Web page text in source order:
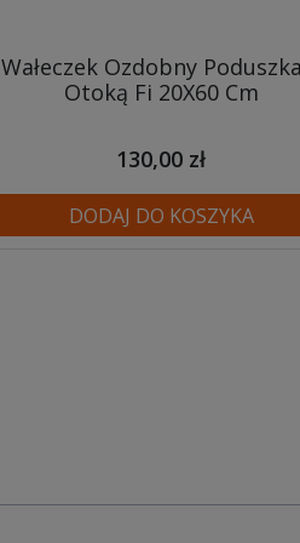
Wałeczek Ozdobny
Otoką Fi 20X60 Cm
130,00 zł
DODAJ DO KOSZYKA